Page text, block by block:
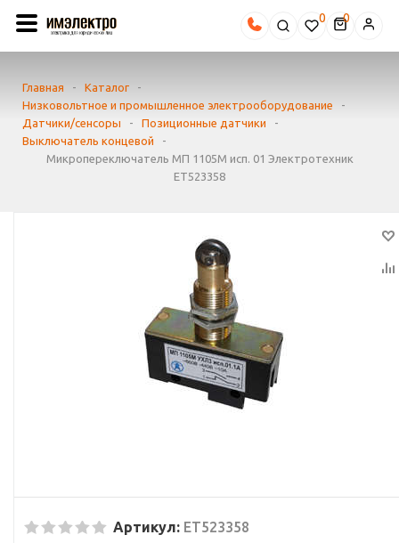
0
Главная - Каталог
-
Низковольтное и промышленное электрооборудование
-
Датчики/сенсоры
- Позиционные датчики
-
Выключатель концевой
-
Микропереключатель МП 1105М исп. 01 Электротехник
ET523358
Артикул: ET523358